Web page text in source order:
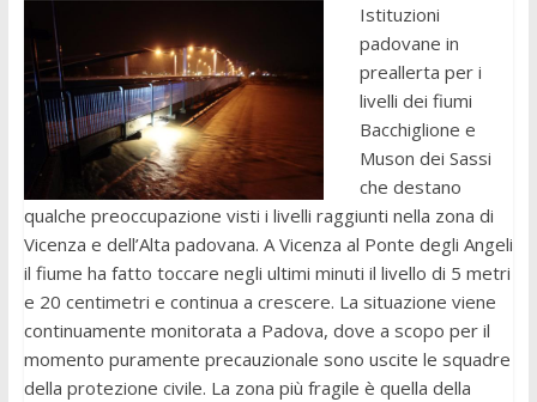
Istituzioni
padovane in
preallerta per i
livelli dei fiumi
Bacchiglione e
Muson dei Sassi
che destano
qualche preoccupazione visti i livelli raggiunti nella zona di
Vicenza e dell’Alta padovana. A Vicenza al Ponte degli Angeli
il fiume ha fatto toccare negli ultimi minuti il livello di 5 metri
e 20 centimetri e continua a crescere. La situazione viene
continuamente monitorata a Padova, dove a scopo per il
momento puramente precauzionale sono uscite le squadre
della protezione civile. La zona più fragile è quella della